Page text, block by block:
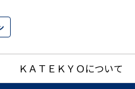
ＫＡＴＥＫＹＯについて